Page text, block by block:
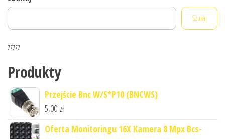
Szukaj
zzzzz
Produkty
Przejście Bnc W/S*P10 (BNCWS)
5,00 zł
Oferta Monitoringu 16X Kamera 8 Mpx Bcs-